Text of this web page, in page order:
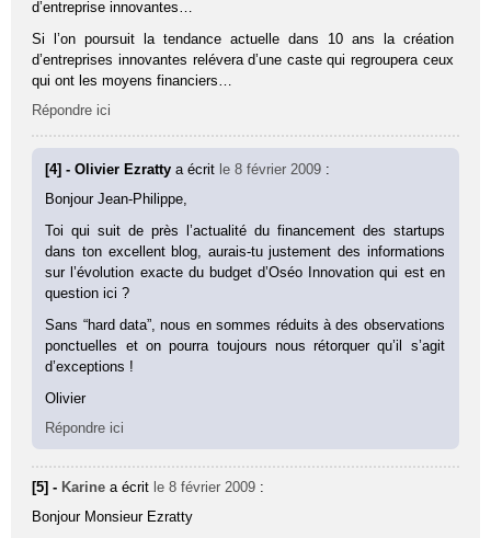
d’entreprise innovantes…
Si l’on poursuit la tendance actuelle dans 10 ans la création
d’entreprises innovantes relévera d’une caste qui regroupera ceux
qui ont les moyens financiers…
Répondre ici
[4] - Olivier Ezrattya écrit le 8 février 2009 :
Bonjour Jean-Philippe,
Toi qui suit de près l’actualité du financement des startups
dans ton excellent blog, aurais-tu justement des informations
sur l’évolution exacte du budget d’Oséo Innovation qui est en
question ici ?
Sans “hard data”, nous en sommes réduits à des observations
ponctuelles et on pourra toujours nous rétorquer qu’il s’agit
d’exceptions !
Olivier
Répondre ici
[5] - Karine a écrit le 8 février 2009 :
Bonjour Monsieur Ezratty